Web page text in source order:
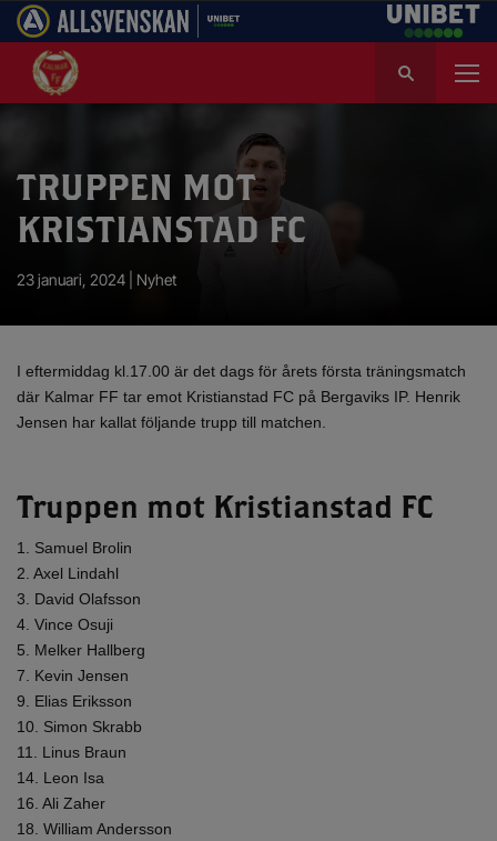
k
TRUPPEN MOT
KRISTIANSTAD FC
23 januari, 2024 | Nyhet
I eftermiddag kl.17.00 är det dags för årets första träningsmatch
där Kalmar FF tar emot Kristianstad FC på Bergaviks IP. Henrik
Jensen har kallat följande trupp till matchen.
Truppen mot Kristianstad FC
1. Samuel Brolin
2. Axel Lindahl
3. David Olafsson
4. Vince Osuji
5. Melker Hallberg
7. Kevin Jensen
9. Elias Eriksson
10. Simon Skrabb
11. Linus Braun
14. Leon Isa
16. Ali Zaher
18. William Andersson